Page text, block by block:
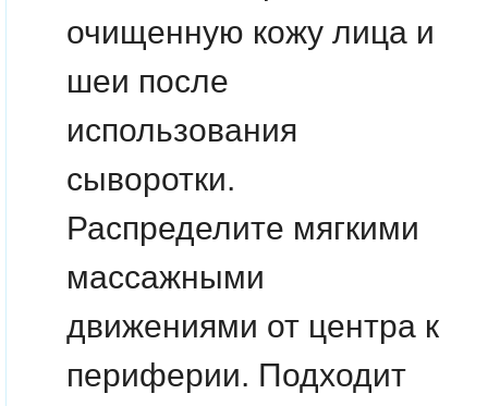
очищенную кожу лица и
шеи после
использования
сыворотки.
Распределите мягкими
массажными
движениями от центра к
периферии. Подходит